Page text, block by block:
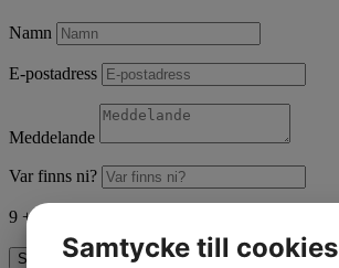
Namn
E-postadress
Meddelande
Var finns ni?
9 + 4
Skicka Samtycke till cookies